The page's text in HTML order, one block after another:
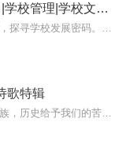
敬观-学校文化|校长领导力|学校管理|学校文化设计
歌特辑